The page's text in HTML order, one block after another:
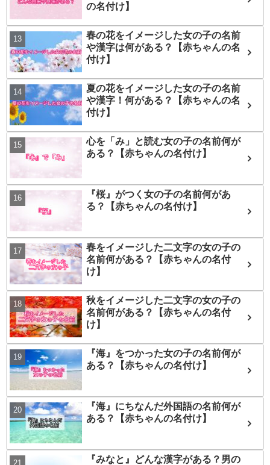
の名付け】
春の花をイメージした女の子の名前
や漢字は何がある？【赤ちゃんの名
付け】
夏の花をイメージした女の子の名前
や漢字！何がある？【赤ちゃんの名
付け】
心を「み」と読む女の子の名前何が
ある？【赤ちゃんの名付け】
『桜』がつく女の子の名前何があ
る？【赤ちゃんの名付け】
春をイメージした二文字の女の子の
名前何がある？【赤ちゃんの名付
け】
秋をイメージした二文字の女の子の
名前何がある？【赤ちゃんの名付
け】
『海』をつかった女の子の名前何が
ある？【赤ちゃんの名付け】
『海』にちなんだ外国語の名前何が
ある？【赤ちゃんの名付け】
『みなと』どんな漢字がある？男の